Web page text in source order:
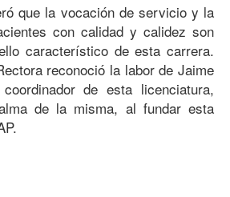
que la vocación de servicio y la
con calidad y calidez son
característico de esta carrera.
reconoció la labor de Jaime
de esta licenciatura,
de la misma, al fundar esta